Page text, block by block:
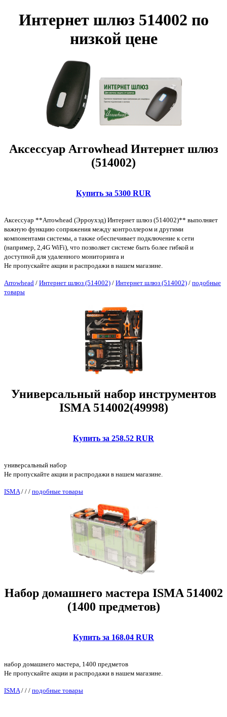
Интернет шлюз 514002 по
низкой цене
Аксессуар Arrowhead Интернет шлюз
(514002)
Купить за 5300 RUR
Аксессуар **Arrowhead (Эрроухэд) Интернет шлюз (514002)** выполняет
важную функцию сопряжения между контроллером и другими
компонентами системы, а также обеспечивает подключение к сети
(например, 2,4G WiFi), что позволяет системе быть более гибкой и
доступной для удаленного мониторинга и
Не пропускайте акции и распродажи в нашем магазине.
Arrowhead / Интернет шлюз (514002) / Интернет шлюз (514002) / подобные
товары
Универсальный набор инструментов
ISMA 514002(49998)
Купить за 258.52 RUR
универсальный набор
Не пропускайте акции и распродажи в нашем магазине.
ISMA / / / подобные товары
Набор домашнего мастера ISMA 514002
(1400 предметов)
Купить за 168.04 RUR
набор домашнего мастера, 1400 предметов
Не пропускайте акции и распродажи в нашем магазине.
ISMA/ / / подобные товары